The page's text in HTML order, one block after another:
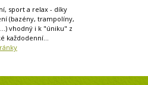
sport a relax - díky
(bazény, trampolíny,
vhodný i k "úniku" z
každodenní...